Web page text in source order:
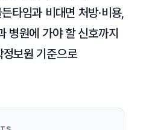
타임과 비대면 처방·비용,
병원에 가야 할 신호까지
정보원 기준으로